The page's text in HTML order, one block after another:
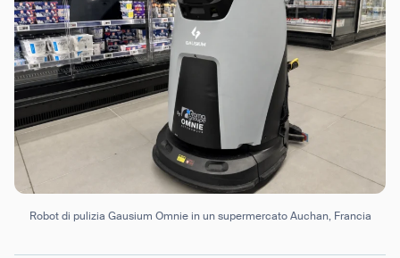
Robot di pulizia Gausium Omnie in un supermercato Auchan, Francia